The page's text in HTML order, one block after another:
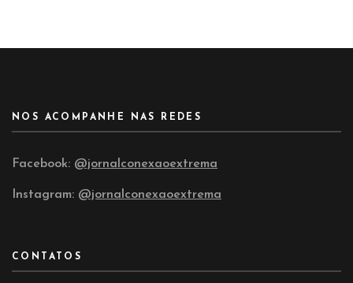
NOS ACOMPANHE NAS REDES
Facebook: @jornalconexaoextrema
Instagram: @jornalconexaoextrema
CONTATOS